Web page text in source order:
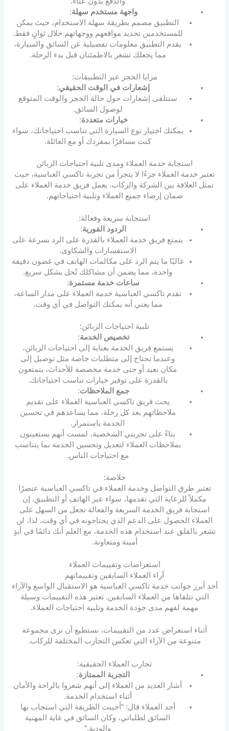
واجهة مستخدم سهلة:
التطبيق مصمم بطريقة سهلة الاستخدام، حيث يمكن
للمستخدمين تحديد مواقعهم ووجهاتهم خلال ثوانٍ فقط.
يقدم التطبيق معلومات تفصيلية عن السائق والسيارة،
مما يجعلك تشعر بالاطمئنان قبل بدء الرحلة.
مزايا الحجز عبر التطبيقات:
إشعارات في الوقت الحقيقي:
ستتلقى إشعارات حول حالة الحجز والوقت المتوقع
لوصول السائق.
خيارات متعددة:
يمكنك اختيار نوع السيارة التي تناسب احتياجاتك، سواء
كنت مسافرًا بمفردك أو مع العائلة.
استجابة خدمة العملاء ومدى تلبية احتياجات الزبائن
تعتبر خدمة العملاء جزءًا لا يتجزأ من تجربة تاكسي العباسية، حيث
تمثل العلاقة بين الشركة والركاب. يعمل فريق خدمة العملاء على
ضمان إرضاء جميع العملاء وتلبية احتياجاتهم.
استجابة سريعة وفعالة:
الردود الفورية:
يتمتع فريق خدمة العملاء بالقدرة على الرد بسرعة على
الاستفسارات والشكاوى.
غالبًا ما يتم الرد على مكالمات الهاتف في غضون دقيقة
واحدة، مما يضمن أن مشاكلك تُحل بشكل سريع.
ساعات خدمة مستمرة:
تقدم تاكسي العباسية خدمة العملاء على مدار الساعة،
مما يعني أنه يمكنك التواصل في أي وقت.
تلبية احتياجات الزبائن:
تخصيص الخدمة:
يستمع فريق الخدمة بعناية إلى احتياجات الزبائن،
وعندما تحتاج إلى متطلبات خاصة مثل توصيل إلى
مكان بعيد أو حتى خدمة مخصصة للأحداث، يتمتعون
بالقدرة على توفير خيارات تناسب احتياجاتك.
جمع الملاحظات:
يحث فريق تاكسي العباسية العملاء على تقديم
ملاحظاتهم بعد كل رحلة، مما يساعدهم في تحسين
الخدمة باستمرار.
بناءً على تجربتي الشخصية، لمست أنهم يستعينون
بملاحظات العملاء لتعديل وتحسين الخدمة بما يتناسب
مع احتياجات الناس.
خلاصة:
تعتبر طرق التواصل وخدمة العملاء في تاكسي العباسية عنصرًا
مكملاً للرعاية التي تقدمها، سواء عبر الهاتف أو التطبيق. إن
استجابة فريق الخدمة السريعة والفعالة تجعل من السهل على
العملاء الحصول على الدعم الذي يحتاجونه في أي وقت. لذا، لن
تشعر بالقلق عند استخدام هذه الخدمة، مع العلم أنك دائمًا في أيدٍ
أمينة ومتعاونة.
استعراضات وتقييمات العملاء
آراء العملاء السابقين وتقييماتهم
أحد أبرز جوانب خدمة تاكسي العباسية هو الاستقبال الواسع والآراء
التي تتلقاها من العملاء السابقين. تعتبر هذه التقييمات وسيلة
مهمة لفهم مدى جودة الخدمة وتلبية احتياجات العملاء.
أثناء استعراض عدد من التقييمات، نستطيع أن نرى مجموعة
متنوعة من الآراء التي تعكس التجارب المختلفة للركاب.
تجارب العملاء الحقيقية:
التجربة الممتازة:
أشار العديد من العملاء إلى أنهم شعروا بالراحة والأمان
أثناء استخدام الخدمة.
أحد العملاء قال: “أحببت الطريقة التي استجاب بها
السائق لطلباتي، وكان السائق في غاية المهنية
والودية.”